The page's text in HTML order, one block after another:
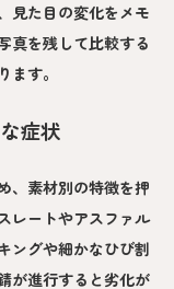
見た目の変化をメモ
真を残して比較する
す。
症状
、素材別の特徴を押
レートやアスファル
ングや細かなひび割
が進行すると劣化が